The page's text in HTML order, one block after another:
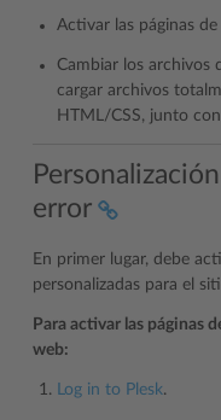
Activar las páginas
Cambiar los archivos
cargar archivos
HTML/CSS, junto
error
En primer lugar, debe
personalizadas para el
Para activar las páginas
web:
Log in to Plesk.